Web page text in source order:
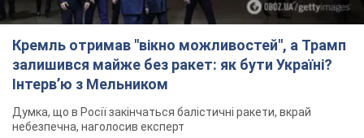
Кремль отримав "вікно можливостей", а Трамп
залишився майже без ракет: як бути Україні?
Інтерв’ю з Мельником
Думка, що в Росії закінчаться балістичні ракети, вкрай
небезпечна, наголосив експерт